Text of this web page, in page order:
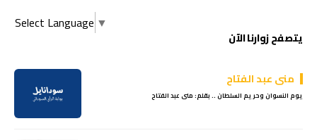
Select Language ▼
يتصفح زوارنا الآن
منى عبد الفتاح
يوم النسوان وحريم السلطان .. بقلم: منى عبد الفتاح